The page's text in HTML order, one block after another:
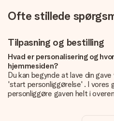
Ofte stillede
Tilpasning og bestilling
Hvad er personalisering og
hjemmesiden?
Du kan begynde at lave din
'start personliggørelse' . I vores
personliggøre gaven helt i